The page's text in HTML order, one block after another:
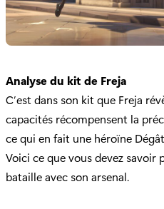
Analyse du kit de Freja
C’est dans son kit que Freja
capacités récompensent la
ce qui en fait une héroïne
Voici ce que vous devez
bataille avec son arsenal.